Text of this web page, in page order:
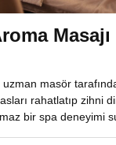
Masajı
uzman masör
rahatlatıp zihni
bir spa deneyimi